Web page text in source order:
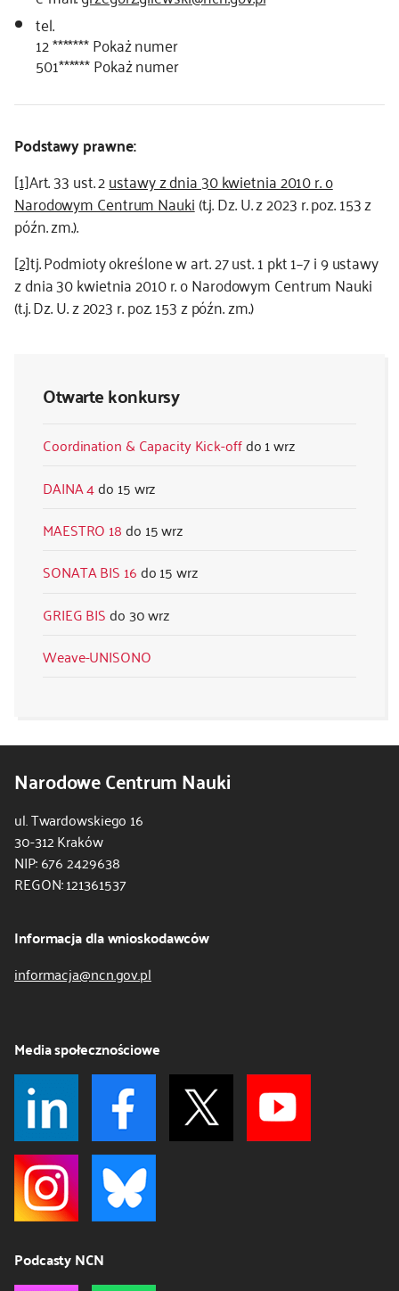
Otwarte konkursy
Coordination & Capacity Kick-off
1 wrz
DAINA 4
15 wrz
MAESTRO 18
15 wrz
SONATA BIS 16
15 wrz
GRIEG BIS
30 wrz
Weave-UNISONO
tel.
12 *******Pokaż numer
501******Pokaż numer
Podstawy prawne:
[1]Art. 33 ust. 2ustawy z dnia 30 kwietnia 2010 r. o
Narodowym Centrum Nauki(t.j. Dz. U. z 2023 r. poz. 153 z
późn. zm.).
[2]tj. Podmioty określone w art. 27 ust. 1 pkt 1–7 i 9 ustawy
z dnia 30 kwietnia 2010 r. o Narodowym Centrum Nauki
(t.j. Dz. U. z 2023 r. poz. 153 z późn. zm.)
Narodowe Centrum Nauki
ul. Twardowskiego 16
30-312 Kraków
NIP: 676 2429638
REGON: 121361537
Informacja dla wnioskodawców
informacja@ncn.gov.pl
Media społecznościowe
Podcasty NCN